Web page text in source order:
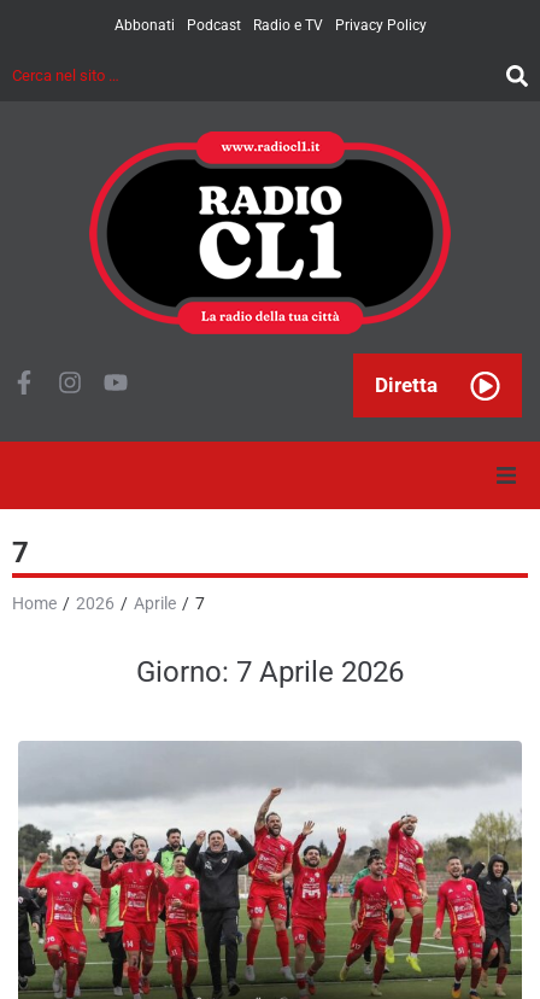
Abbonati Podcast Radio e TV Privacy Policy
Diretta
7
Home / 2026 / Aprile / 7
Giorno: 7 Aprile 2026